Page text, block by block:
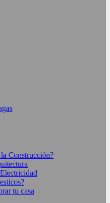
Construcción?
tu casa